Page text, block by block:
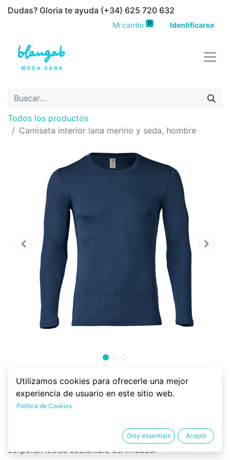
Dudas? Gloria te ayuda (+34) 625 720 632
Mi carrito 0 Identificarse
Todos los productos
Camiseta interior lana merino y seda, hombre
Camiseta interior lana merino
y seda, hombre
propiedades térmicas. Regula muy bien la temperatura
corporal. Moda sostenible certificada.
Utilizamos cookies para ofrecerle una mejor
experiencia de usuario en este sitio web.
Política de Cookies
Only essentials Acepto